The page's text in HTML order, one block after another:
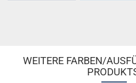
WEITERE FARBEN/